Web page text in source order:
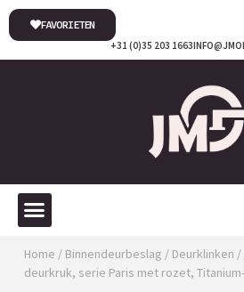
+31 (0)35 203 1663
FAVORIETEN
Home / Binnendeurbeslag / Deurklinken /
deurkruk, serie Paris met rozet,